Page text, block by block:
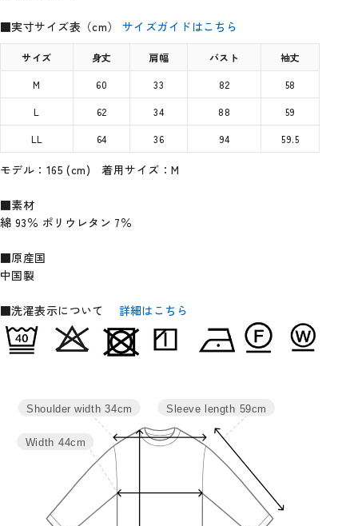
■実寸サイズ表（cm）サイズガイドはこちら
サイズ 身丈 肩幅 バスト
袖丈
M
60 33 82
58
L
62 34 88
59
LL
64 36 94 59.5
モデル：165 (cm) 着用サイズ：M
■素材
綿 93％ ポリウレタン 7％
■原産国
中国製
■洗濯表示について 詳細はこちら
Sleeve length 59cm
Width 44cm
Shoulder width 34cm